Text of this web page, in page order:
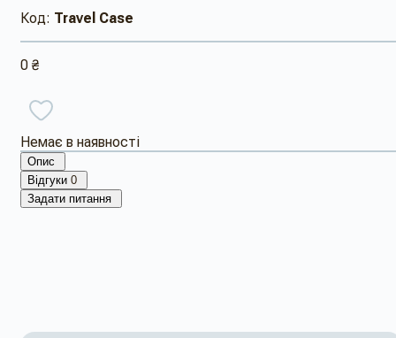
Код: Travel Case
0 ₴
Немає в наявності
Опис
Відгуки 0
Задати питання